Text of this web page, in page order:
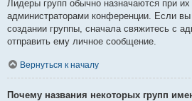
Лидеры групп обычно назначаются при их
администраторами конференции. Если вы
создании группы, сначала свяжитесь с
отправить ему личное сообщение.
Вернуться к началу
Почему названия некоторых групп